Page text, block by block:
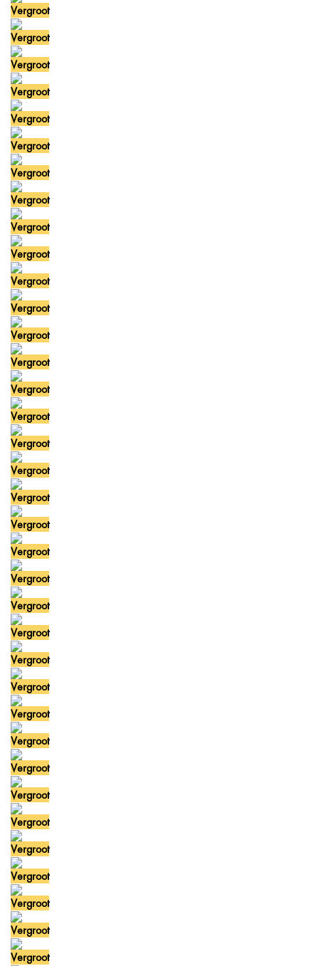
Vergroot
Vergroot
Vergroot
Vergroot
Vergroot
Vergroot
Vergroot
Vergroot
Vergroot
Vergroot
Vergroot
Vergroot
Vergroot
Vergroot
Vergroot
Vergroot
Vergroot
Vergroot
Vergroot
Vergroot
Vergroot
Vergroot
Vergroot
Vergroot
Vergroot
Vergroot
Vergroot
Vergroot
Vergroot
Vergroot
Vergroot
Vergroot
Vergroot
Vergroot
Vergroot
Vergroot